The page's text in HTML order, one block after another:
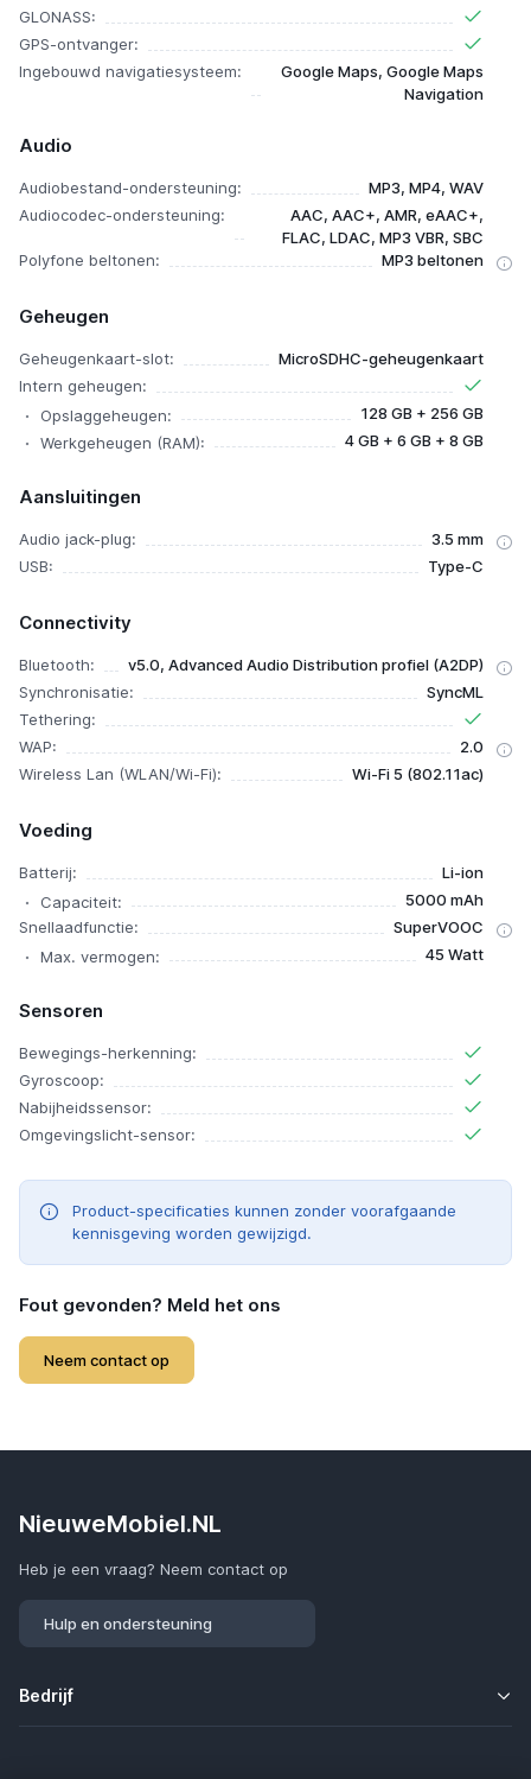
GLONASS:
GPS-ontvanger:
Ingebouwd navigatiesysteem:
Google Maps, Google Maps
Navigation
Audio
Audiobestand-ondersteuning:
MP3, MP4, WAV
Audiocodec-ondersteuning:
AAC, AAC+, AMR, eAAC+,
FLAC, LDAC, MP3 VBR, SBC
Polyfone beltonen:
MP3 beltonen
Geheugen
Geheugenkaart-slot:
MicroSDHC-geheugenkaart
Intern geheugen:
Opslaggeheugen:
128 GB + 256 GB
Werkgeheugen (RAM):
4 GB + 6 GB + 8 GB
Aansluitingen
Audio jack-plug:
3.5 mm
USB:
Type-C
Connectivity
Bluetooth:
v5.0, Advanced Audio Distribution profiel (A2DP)
Synchronisatie:
SyncML
Tethering:
WAP:
2.0
Wireless Lan (WLAN/Wi-Fi):
Wi-Fi 5 (802.11ac)
Voeding
Batterij:
Li-ion
Capaciteit:
5000 mAh
Snellaadfunctie:
SuperVOOC
Max. vermogen:
45 Watt
Sensoren
Bewegings-herkenning:
Gyroscoop:
Nabijheidssensor:
Omgevingslicht-sensor:
Product-specificaties kunnen zonder voorafgaande
kennisgeving worden gewijzigd.
Fout gevonden? Meld het ons
Neem contact op
NieuweMobiel.NL
Heb je een vraag? Neem contact op
Hulp en ondersteuning
Bedrijf